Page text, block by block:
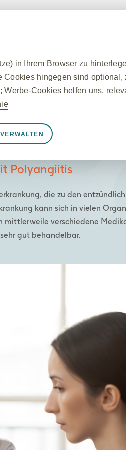
Polyangiitis
die zu den
kann sich in vielen
mittlerweile verschiedene
gut behandelbar.
in Ihrem Browser zu
Cookies hingegen sind optional,
Cookies helfen uns,
während eines Website-
Website zu gewährleisten.
oder das Ausfüllen
darauf hinweist, aber einige
Daten.